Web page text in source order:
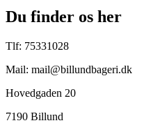
Du finder os her
Tlf: 75331028
Mail: mail@billundbageri.dk
Hovedgaden 20
7190 Billund